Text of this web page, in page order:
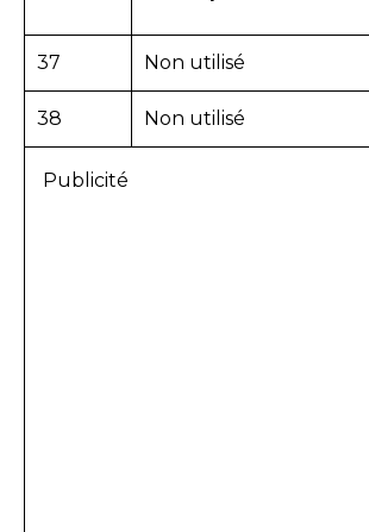
37 Non utilisé
38 Non utilisé
Publicité